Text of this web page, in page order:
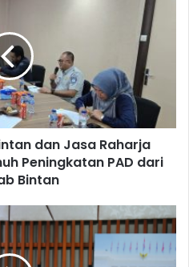
dan Jasa Raharja
Peningkatan PAD dari
Bintan